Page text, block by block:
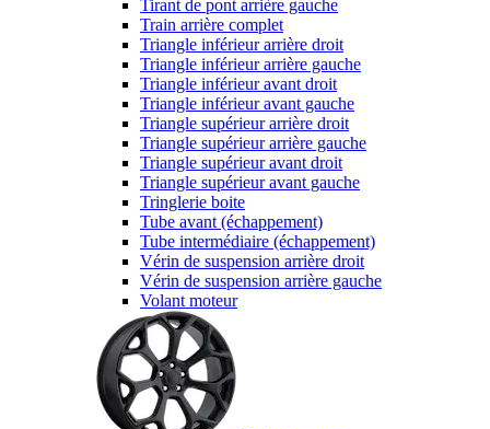
Tirant de pont arrière gauche
Train arrière complet
Triangle inférieur arrière droit
Triangle inférieur arrière gauche
Triangle inférieur avant droit
Triangle inférieur avant gauche
Triangle supérieur arrière droit
Triangle supérieur arrière gauche
Triangle supérieur avant droit
Triangle supérieur avant gauche
Tringlerie boite
Tube avant (échappement)
Tube intermédiaire (échappement)
Vérin de suspension arrière droit
Vérin de suspension arrière gauche
Volant moteur